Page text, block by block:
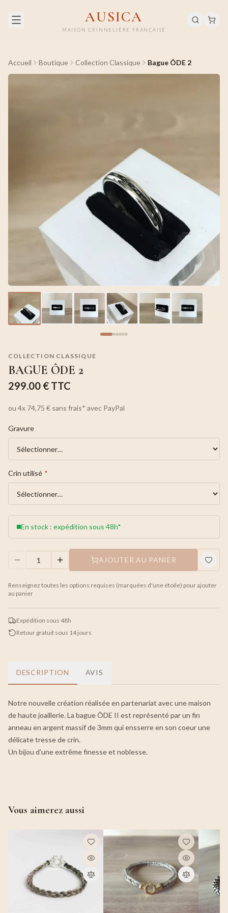
AUSICA
MAISON CRINNELIÈRE FRANÇAISE
Accueil Boutique Collection Classique Bague ÔDE 2
COLLECTION CLASSIQUE
BAGUE ÔDE 2
299.00 € TTC
ou 4x 74,75 € sans frais* avec PayPal
Gravure
Crin utilisé *
En stock : expédition sous 48h*
AJOUTER AU PANIER
Renseignez toutes les options requises (marquées d'une étoile) pour ajouter
au panier
Expédition sous 48h
Retour gratuit sous 14 jours
DESCRIPTION AVIS
Notre nouvelle création réalisée en partenariat avec une maison
de haute joaillerie. La bague ÔDE II est représenté par un fin
anneau en argent massif de 3mm qui ensserre en son coeur une
délicate tresse de crin.
Un bijou d’une extrême finesse et noblesse.
Vous aimerez aussi